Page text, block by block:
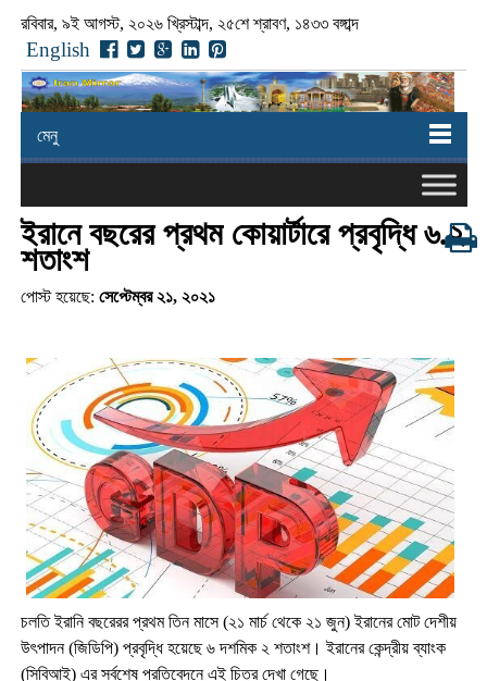
রবিবার, ৯ই আগস্ট, ২০২৬ খ্রিস্টাব্দ, ২৫শে শ্রাবণ, ১৪৩৩ বঙ্গাব্দ
English
মেনু
ইরানে বছরের প্রথম কোয়ার্টারে প্রবৃদ্ধি ৬.২
শতাংশ
পোস্ট হয়েছে: সেপ্টেম্বর ২১, ২০২১
চলতি ইরানি বছরেরর প্রথম তিন মাসে (২১ মার্চ থেকে ২১ জুন) ইরানের মোট দেশীয়
উৎপাদন (জিডিপি) প্রবৃদ্ধি হয়েছে ৬ দশমিক ২ শতাংশ। ইরানের কেন্দ্রীয় ব্যাংক
(সিবিআই) এর সর্বশেষ প্রতিবেদনে এই চিত্র দেখা গেছে।